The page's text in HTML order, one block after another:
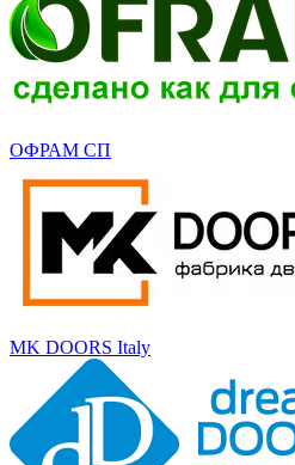
ОФРАМ СП
MK DOORS Italy